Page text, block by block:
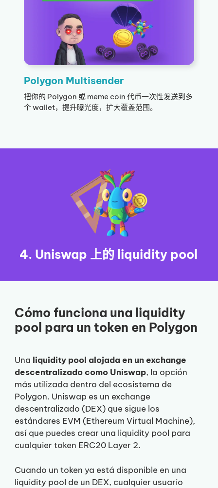
Polygon Multisender
把你的 Polygon 或 meme coin 代币一次性发送到多
个 wallet，提升曝光度，扩大覆盖范围。
4. Uniswap 上的 liquidity pool
Cómo funciona una liquidity
pool para un token en Polygon
Una liquidity pool alojada en un exchange
descentralizado como Uniswap, la opción
más utilizada dentro del ecosistema de
Polygon. Uniswap es un exchange
descentralizado (DEX) que sigue los
estándares EVM (Ethereum Virtual Machine),
así que puedes crear una liquidity pool para
cualquier token ERC20 Layer 2.
Cuando un token ya está disponible en una
liquidity pool de un DEX, cualquier usuario